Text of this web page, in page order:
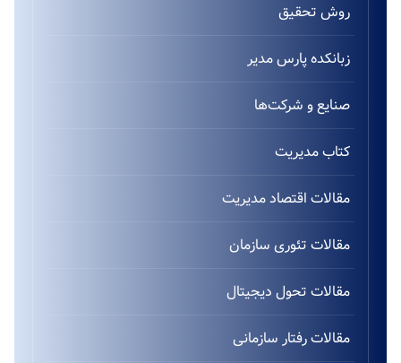
روش تحقیق
زبانکده پارس مدیر
صنایع و شرکت‌ها
کتاب مدیریت
مقالات اقتصاد مدیریت
مقالات تئوری سازمان
مقالات تحول دیجیتال
مقالات رفتار سازمانی